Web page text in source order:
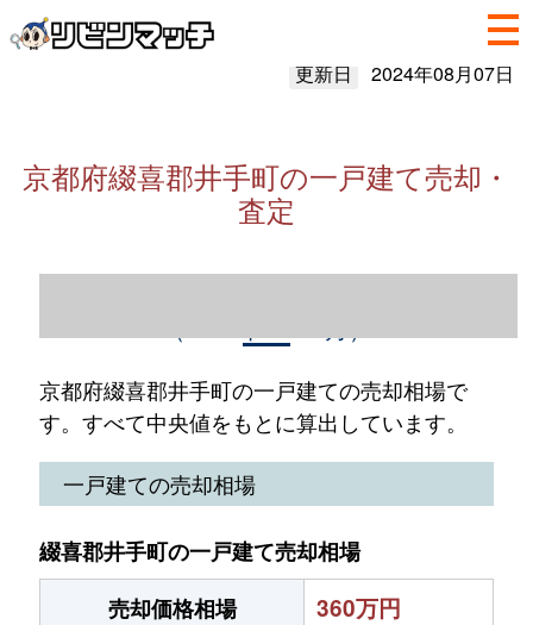
更新日 2024年08月07日
京都府綴喜郡井手町の一戸建て売却・
査定
京都府綴喜郡井手町の一戸建ての売却相場で
す。すべて中央値をもとに算出しています。
一戸建ての売却相場
綴喜郡井手町の一戸建て売却相場
売却価格相場
360万円